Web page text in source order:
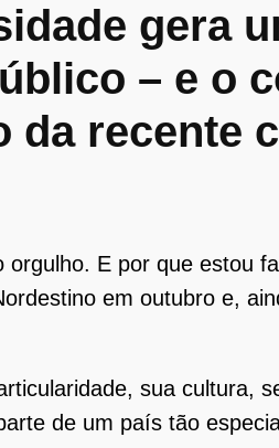
gera
– e o
da recente
E por que estou
em outubro e,
sua cultura,
de um país tão